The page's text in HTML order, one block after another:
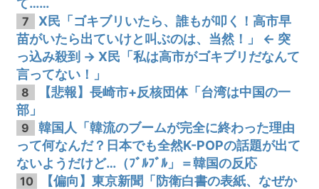
て……
7
X民「ゴキブリいたら、誰もが叩く！高市早
苗がいたら出ていけと叫ぶのは、当然！」 ← 突
っ込み殺到 → X民「私は高市がゴキブリだなんて
言ってない！」
8
【悲報】長崎市+反核団体「台湾は中国の一
部」
9
韓国人「韓流のブームが完全に終わった理由
って何なんだ？日本でも全然K-POPの話題が出て
ないようだけど…（ﾌﾞﾙﾌﾞﾙ」＝韓国の反応
10
【偏向】東京新聞「防衛白書の表紙、なぜか